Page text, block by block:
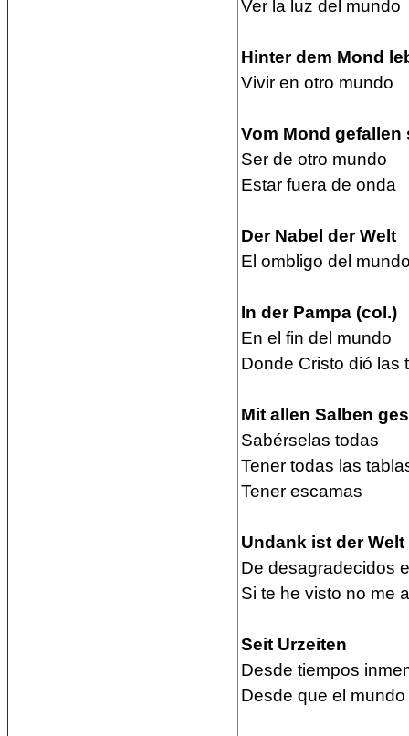
Ver la luz del mundo
Hinter dem Mond
Vivir en otro mundo
Vom Mond gefallen
Ser de otro mundo
Estar fuera de onda
Der Nabel der Welt
El ombligo del
In der Pampa (col.)
En el fin del mundo
Donde Cristo dió las
Mit allen Salben
Sabérselas todas
Tener todas las
Tener escamas
Undank ist der
De desagradecidos
Si te he visto no me
Seit Urzeiten
Desde tiempos
Desde que el